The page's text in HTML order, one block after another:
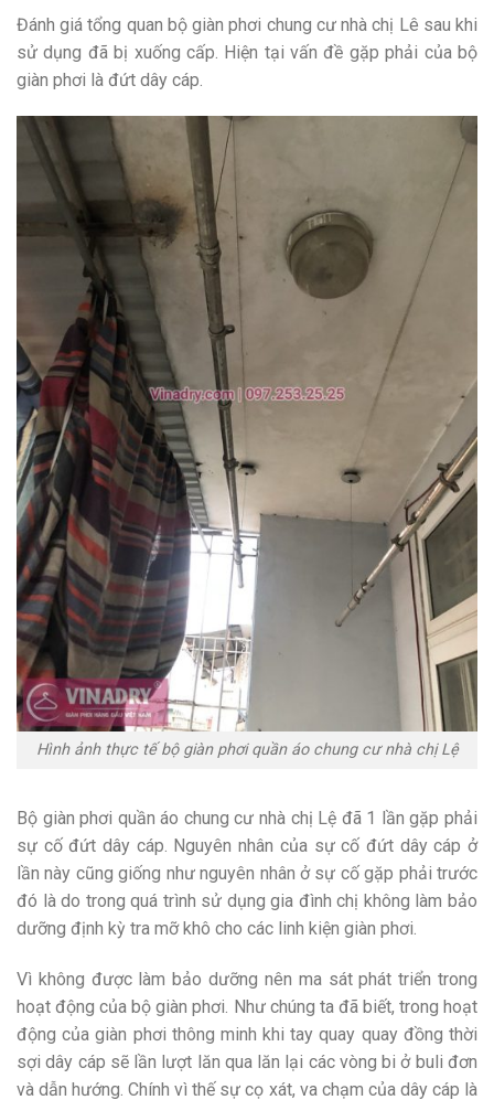
Đánh giá tổng quan bộ giàn phơi chung cư nhà chị Lê sau khi
sử dụng đã bị xuống cấp. Hiện tại vấn đề gặp phải của bộ
giàn phơi là đứt dây cáp.
Hình ảnh thực tế bộ giàn phơi quần áo chung cư nhà chị Lệ
Bộ giàn phơi quần áo chung cư nhà chị Lệ đã 1 lần gặp phải
sự cố đứt dây cáp. Nguyên nhân của sự cố đứt dây cáp ở
lần này cũng giống như nguyên nhân ở sự cố gặp phải trước
đó là do trong quá trình sử dụng gia đình chị không làm bảo
dưỡng định kỳ tra mỡ khô cho các linh kiện giàn phơi.
Vì không được làm bảo dưỡng nên ma sát phát triển trong
hoạt động của bộ giàn phơi. Như chúng ta đã biết, trong hoạt
động của giàn phơi thông minh khi tay quay quay đồng thời
sợi dây cáp sẽ lần lượt lăn qua lăn lại các vòng bi ở buli đơn
và dẫn hướng. Chính vì thế sự cọ xát, va chạm của dây cáp là